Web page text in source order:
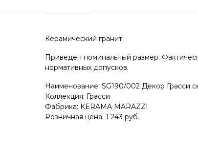
Керамический гранит
Приведен номинальный размер.
нормативных допусков.
Наименование: SG190/002 Декор Грасси
Коллекция: Грасси
Фабрика: KERAMA MARAZZI
Розничная цена: 1 243 руб.